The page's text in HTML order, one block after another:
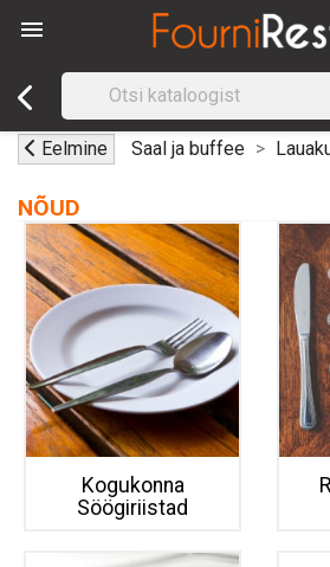

Eelmine Saal ja buffee
NÕUD
Kogukonna
Söögiriistad